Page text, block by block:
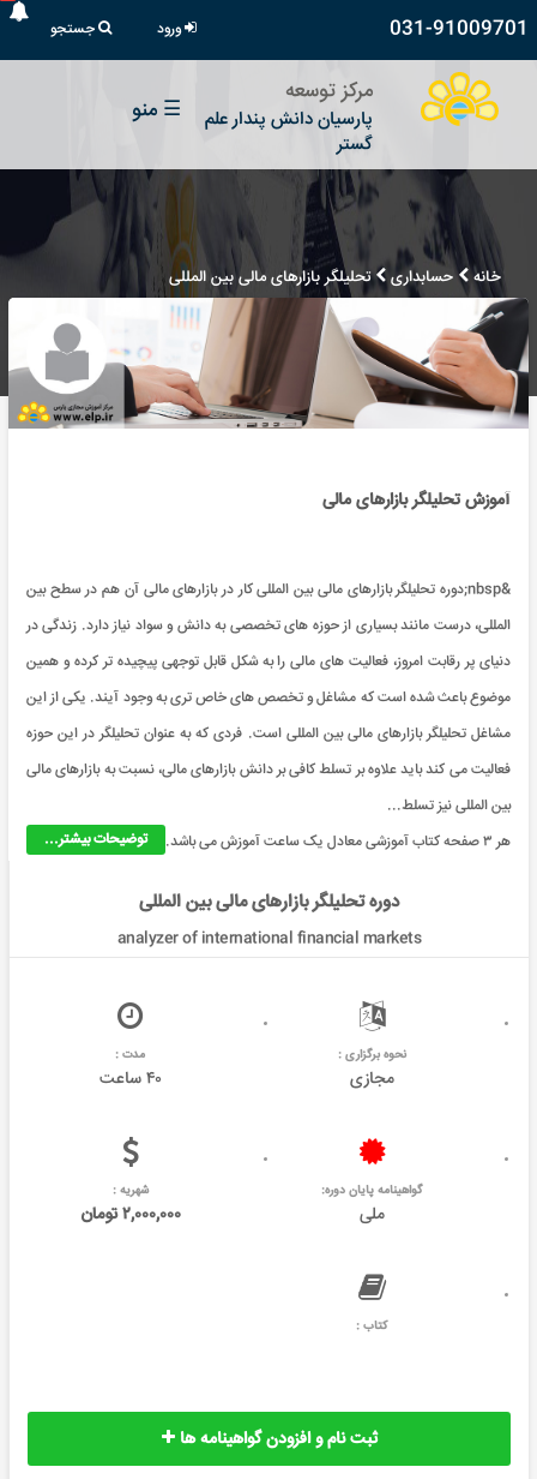
031-91009701 ورود جستجو
مرکز توسعه
پارسیان دانش پندار علم
گستر
☰ منو
خانه حسابداری تحلیلگر بازارهای مالی بین المللی
آموزش تحلیلگر بازارهای مالی
&nbsp;دوره تحلیلگر بازارهای مالی بین المللی کار در بازارهای مالی آن هم در سطح بین
المللی، درست مانند بسیاری از حوزه های تخصصی به دانش و سواد نیاز دارد. زندگی در
دنیای پر رقابت امروز، فعالیت های مالی را به شکل قابل توجهی پیچیده تر کرده و همین
موضوع باعث شده است که مشاغل و تخصص های خاص تری به وجود آیند. یکی از این
مشاغل تحلیلگر بازارهای مالی بین المللی است. فردی که به عنوان تحلیلگر در این حوزه
فعالیت می کند باید علاوه بر تسلط کافی بر دانش بازارهای مالی، نسبت به بازارهای مالی
بین المللی نیز تسلط...
توضیحات بیشتر...
هر ۳ صفحه کتاب آموزشی معادل یک ساعت آموزش می باشد.
دوره تحلیلگر بازارهای مالی بین المللی
analyzer of international financial markets
نحوه برگزاری :
مجازی
مدت :
۴۰ ساعت
گواهینامه پایان دوره:
ملی
شهریه :
۲,۰۰۰,۰۰۰ تومان
کتاب :
ثبت نام و افزودن گواهینامه ها